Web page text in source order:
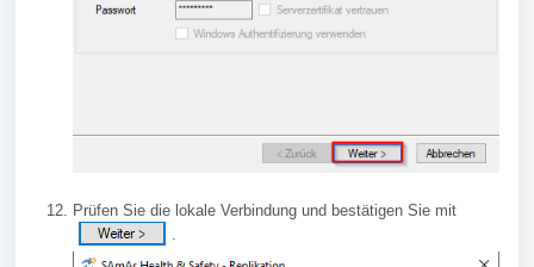
Prüfen Sie die lokale Verbindung und bestätigen Sie mit